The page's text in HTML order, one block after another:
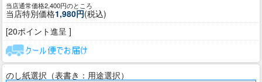
当店通常価格2,400円のところ
当店特別価格1,980円(税込)
[20ポイント進呈 ]
のし紙選択（表書き：用途選択）